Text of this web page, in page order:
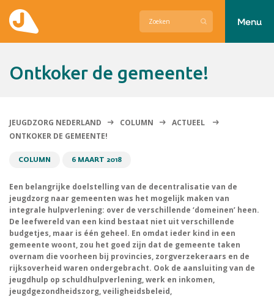
Menu
Ontkoker de gemeente!
JEUGDZORG NEDERLAND COLUMN
ACTUEEL
ONTKOKER DE GEMEENTE!
COLUMN 6 MAART 2018
Een belangrijke doelstelling van de decentralisatie van de
jeugdzorg naar gemeenten was het mogelijk maken van
integrale hulpverlening: over de verschillende ‘domeinen’ heen.
De leefwereld van een kind bestaat niet uit verschillende
budgetjes, maar is één geheel. En omdat ieder kind in een
gemeente woont, zou het goed zijn dat de gemeente taken
overnam die voorheen bij provincies, zorgverzekeraars en de
rijksoverheid waren ondergebracht. Ook de aansluiting van de
jeugdhulp op schuldhulpverlening, werk en inkomen,
jeugdgezondheidszorg, veiligheidsbeleid,